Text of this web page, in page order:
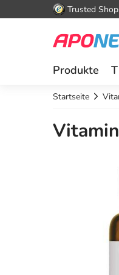
Trusted
Produkte
Startseite